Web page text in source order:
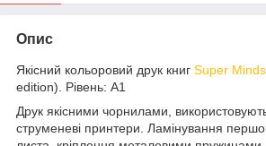
Опис
Якісний кольоровий друк книг Super
edition). Рівень: A1
Друк якісними чорнилами,
струменеві принтери. Ламінування